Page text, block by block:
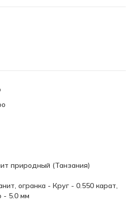
природный (Танзания)
огранка - Круг - 0.550 карат,
- 5.0 мм